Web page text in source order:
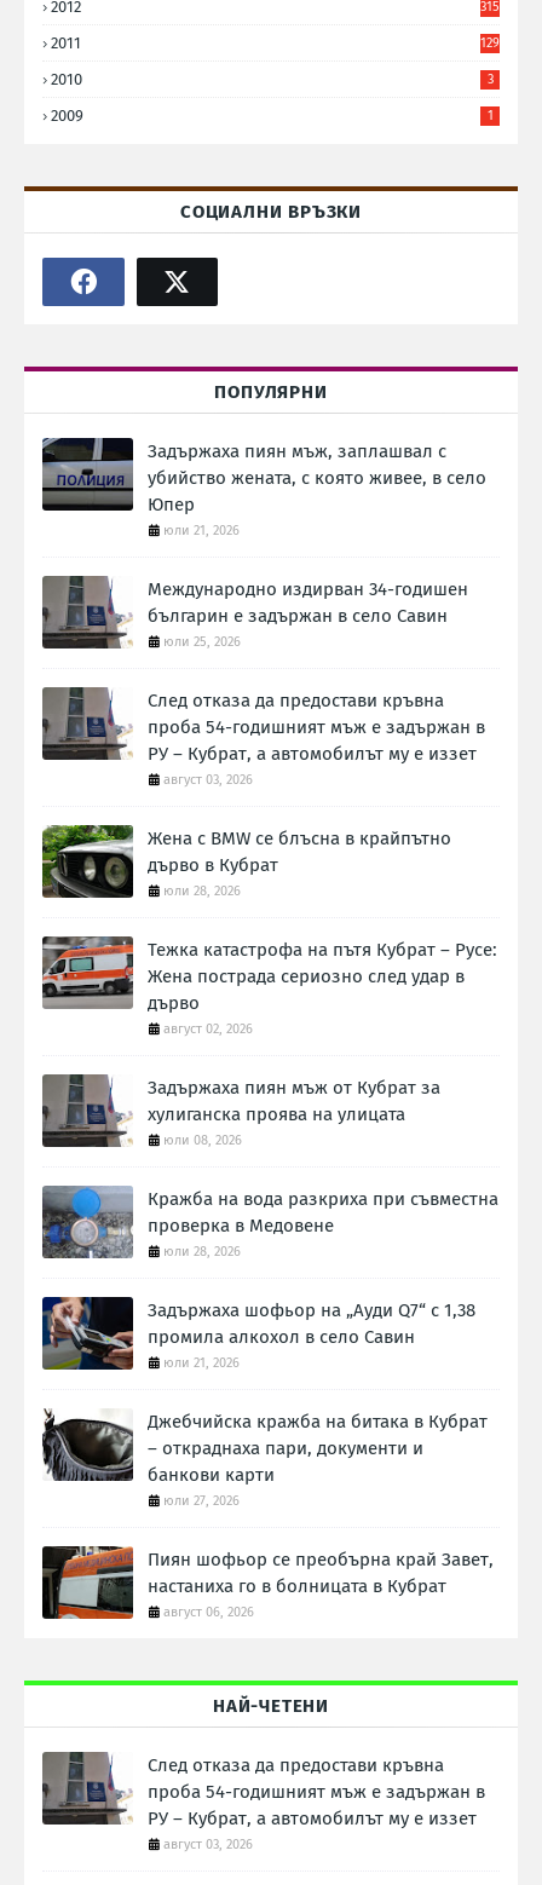
2012 315
2011 129
2010 3
2009 1
СОЦИАЛНИ ВРЪЗКИ
ПОПУЛЯРНИ
Задържаха пиян мъж, заплашвал с
убийство жената, с която живее, в село
Юпер
юли 21, 2026
Международно издирван 34-годишен
българин е задържан в село Савин
юли 25, 2026
След отказа да предостави кръвна
проба 54-годишният мъж е задържан в
РУ – Кубрат, а автомобилът му е иззет
август 03, 2026
Жена с BMW се блъсна в крайпътно
дърво в Кубрат
юли 28, 2026
Тежка катастрофа на пътя Кубрат – Русе:
Жена пострада сериозно след удар в
дърво
август 02, 2026
Задържаха пиян мъж от Кубрат за
хулиганска проява на улицата
юли 08, 2026
Кражба на вода разкриха при съвместна
проверка в Медовене
юли 28, 2026
Задържаха шофьор на „Ауди Q7“ с 1,38
промила алкохол в село Савин
юли 21, 2026
Джебчийска кражба на битака в Кубрат
– откраднаха пари, документи и
банкови карти
юли 27, 2026
Пиян шофьор се преобърна край Завет,
настаниха го в болницата в Кубрат
август 06, 2026
НАЙ-ЧЕТЕНИ
След отказа да предостави кръвна
проба 54-годишният мъж е задържан в
РУ – Кубрат, а автомобилът му е иззет
август 03, 2026